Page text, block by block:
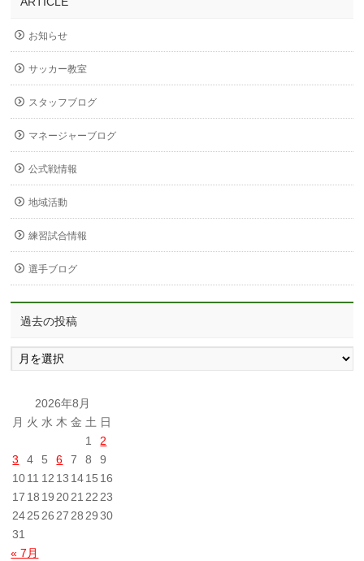
お知らせ
サッカー教室
スタッフブログ
マネージャーブログ
公式戦情報
地域活動
練習試合情報
選手ブログ
過去の投稿
過
去
2026年8月
月 火 水 木 金 土 日
1
2
3
4 5 6 7 8
9
1011 12 13 1415 16
17 18 19 2021 22 23
2425 26 27 28 29 30
31
« 7月